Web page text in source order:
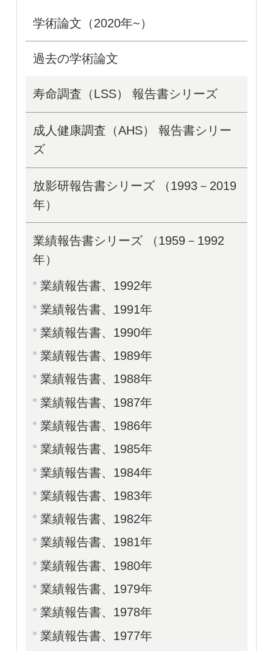
学術論文（2020年~）
過去の学術論文
寿命調査（LSS） 報告書シリーズ
成人健康調査（AHS） 報告書シリー
ズ
放影研報告書シリーズ （1993－2019
年）
業績報告書シリーズ （1959－1992
年）
業績報告書、1992年
業績報告書、1991年
業績報告書、1990年
業績報告書、1989年
業績報告書、1988年
業績報告書、1987年
業績報告書、1986年
業績報告書、1985年
業績報告書、1984年
業績報告書、1983年
業績報告書、1982年
業績報告書、1981年
業績報告書、1980年
業績報告書、1979年
業績報告書、1978年
業績報告書、1977年